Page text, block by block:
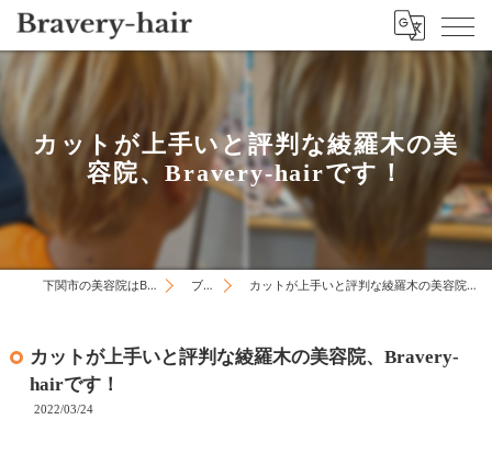
カットが上手いと評判な綾羅木の美
容院、Bravery-hairです！
下関市の美容院はBravery-hair ブログ カットが上手いと評判な綾羅木の美容院、Bravery-hairです！
カットが上手いと評判な綾羅木の美容院、Bravery-
hairです！
2022/03/24